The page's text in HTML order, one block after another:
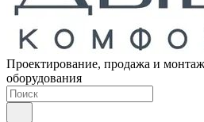
Проектирование, продажа и
оборудования